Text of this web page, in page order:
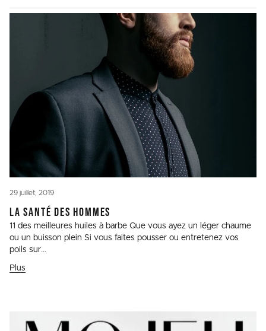
29 juillet, 2019
LA SANTÉ DES HOMMES
11 des meilleures huiles à barbe Que vous ayez un léger chaume
ou un buisson plein Si vous faites pousser ou entretenez vos
poils sur...
Plus